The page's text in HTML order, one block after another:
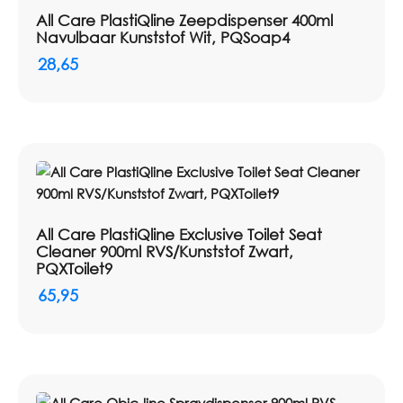
Inhoud: 400 ml
All Care PlastiQline Zeepdispenser 400ml
Navulbaar Kunststof Wit, PQSoap4
28,65
All Care PlastiQline Exclusive Toilet Seat
Cleaner 900ml RVS/Kunststof Zwart,
PQXToilet9
65,95